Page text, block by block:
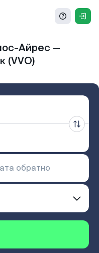
Айрес —
(VVO)